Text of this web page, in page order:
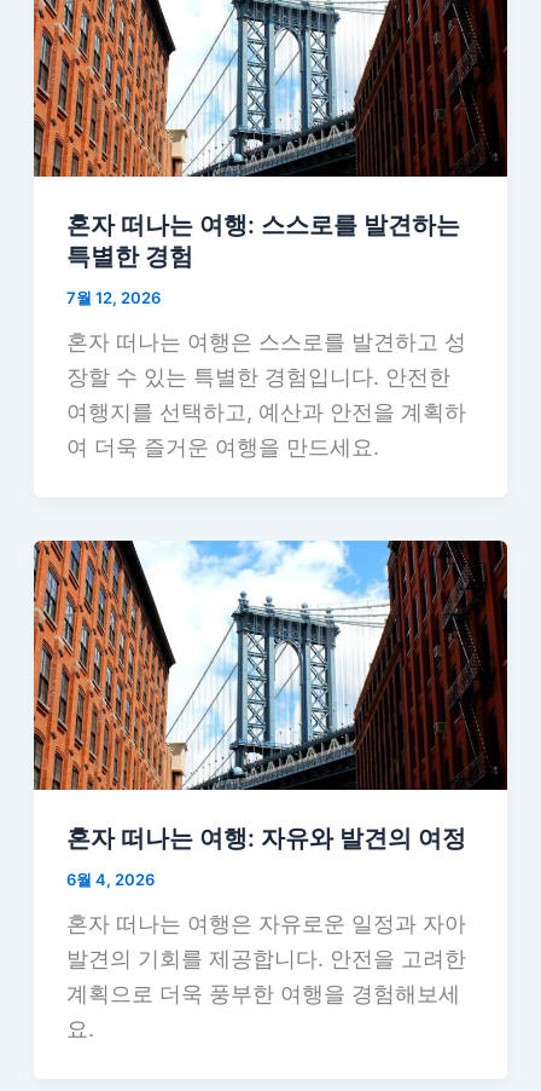
혼자 떠나는 여행: 스스로를 발견하는
특별한 경험
7월 12, 2026
혼자 떠나는 여행은 스스로를 발견하고 성
장할 수 있는 특별한 경험입니다. 안전한
여행지를 선택하고, 예산과 안전을 계획하
여 더욱 즐거운 여행을 만드세요.
혼자 떠나는 여행: 자유와 발견의 여정
6월 4, 2026
혼자 떠나는 여행은 자유로운 일정과 자아
발견의 기회를 제공합니다. 안전을 고려한
계획으로 더욱 풍부한 여행을 경험해보세
요.